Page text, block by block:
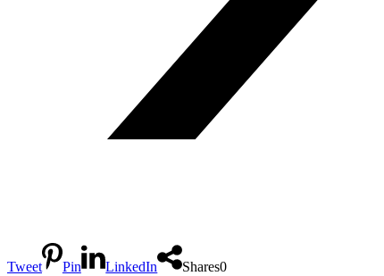
Tweet Pin LinkedIn Shares0